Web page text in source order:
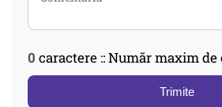
0 caractere :: Număr maxim de
Trimite